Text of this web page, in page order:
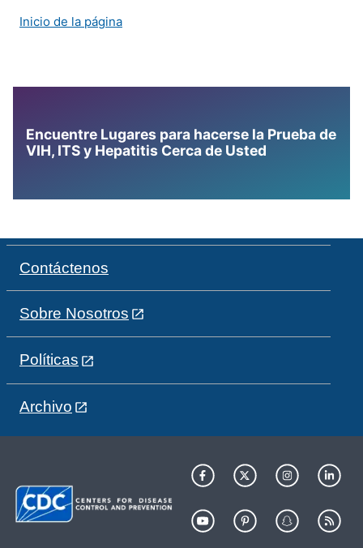
Inicio de la página
Encuentre Lugares para hacerse la Prueba de
VIH, ITS y Hepatitis Cerca de Usted
Contáctenos
Sobre Nosotros
Políticas
Archivo